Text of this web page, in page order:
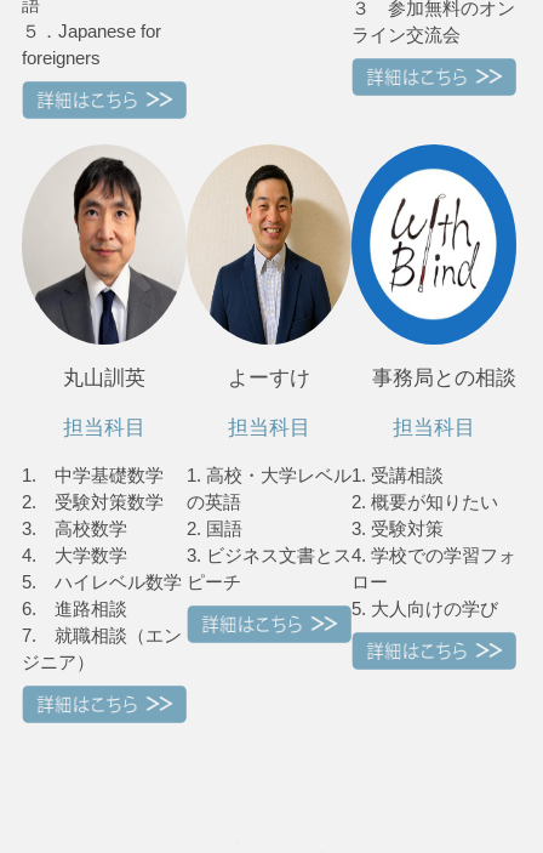
語
５．Japanese for
foreigners
３ 参加無料のオン
ライン交流会
丸山訓英
担当科目
1. 中学基礎数学
2. 受験対策数学
3. 高校数学
4. 大学数学
5. ハイレベル数学
6. 進路相談
7. 就職相談（エン
ジニア）
よーすけ
担当科目
1. 高校・大学レベル
の英語
2. 国語
3. ビジネス文書とス
ピーチ
事務局との相談
担当科目
1. 受講相談
2. 概要が知りたい
3. 受験対策
4. 学校での学習フォ
ロー
5. 大人向けの学び